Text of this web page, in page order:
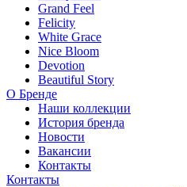
Grand Feel
Felicity
White Grace
Nice Bloom
Devotion
Beautiful Story
О Бренде
Наши коллекции
История бренда
Новости
Вакансии
Контакты
Контакты